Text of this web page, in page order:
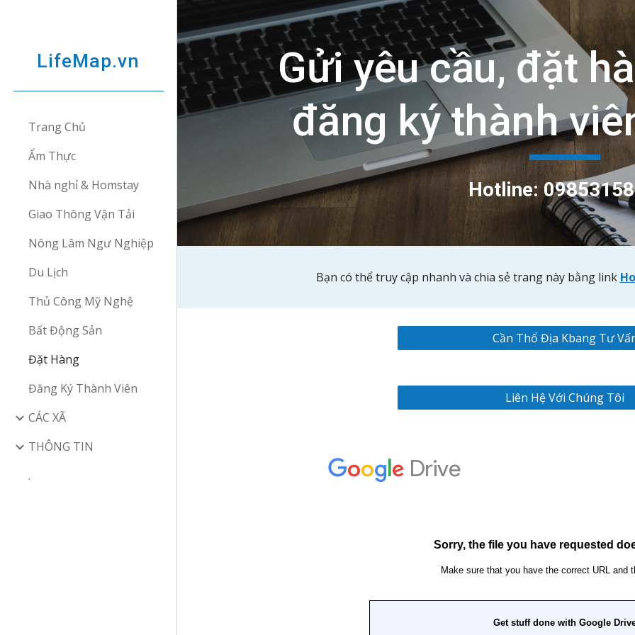
Skip to main content Skip to
LifeMap.vn
Trang Chủ
Ẩm Thực
Nhà nghỉ & Homstay
Giao Thông Vận Tải
Nông Lâm Ngư Nghiệp
Du Lịch
Thủ Công Mỹ Nghệ
Bất Động Sản
Đặt Hàng
Đăng Ký Thành Viên
CÁC XÃ
THÔNG TIN
.
Gửi yêu cầu, đặt
đăng ký thành
Hotline:
Bạn có thể truy cập nhanh và chia sẻ trang này bằng link
Cần Thổ Địa Kbang Tư
Liên Hệ Với Chúng Tôi